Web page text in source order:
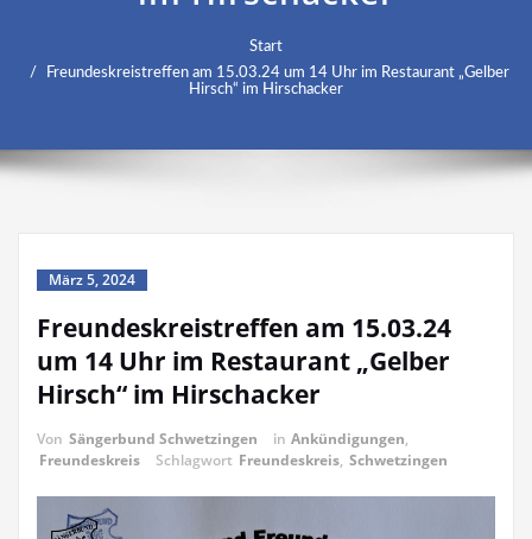
Start
Freundeskreistreffen am 15.03.24 um 14 Uhr im Restaurant „Gelber
Hirsch“ im Hirschacker
März 5, 2024
Freundeskreistreffen am 15.03.24
um 14 Uhr im Restaurant „Gelber
Hirsch“ im Hirschacker
Von Sängerbund Schwetzingen in Ankündigungen,
Freundeskreis
Schlagwort Freundeskreis, Schwetzingen